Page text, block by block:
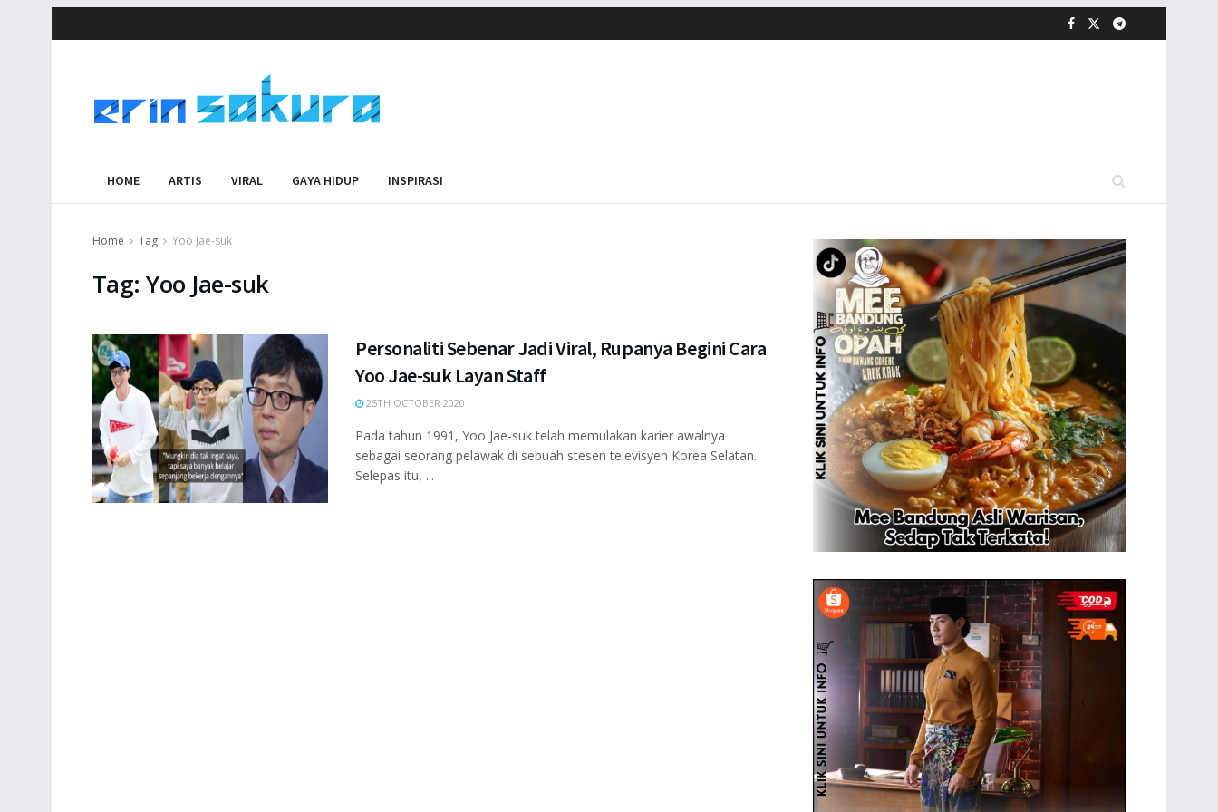
HOME ARTIS VIRAL GAYA HIDUP INSPIRASI
Home Tag Yoo Jae-suk
Tag:Yoo Jae-suk
Personaliti Sebenar Jadi Viral, Rupanya Begini Cara
Yoo Jae-suk Layan Staff
25TH OCTOBER 2020
Pada tahun 1991, Yoo Jae-suk telah memulakan karier awalnya
sebagai seorang pelawak di sebuah stesen televisyen Korea Selatan.
Selepas itu, ...